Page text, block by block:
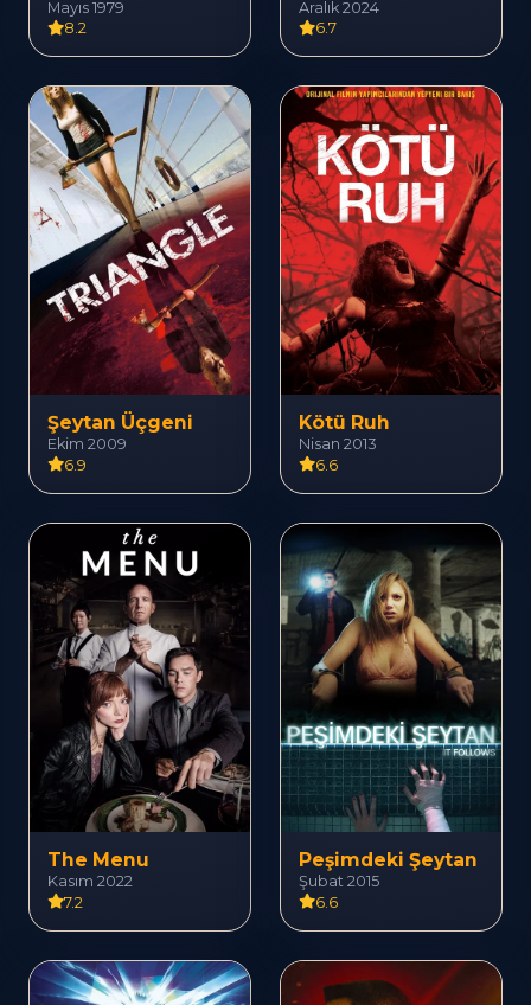
Mayıs 1979
8.2
Aralık 2024
6.7
Şeytan Üçgeni
Ekim 2009
6.9
Kötü Ruh
Nisan 2013
6.6
The Menu
Kasım 2022
7.2
Peşimdeki Şeytan
Şubat 2015
6.6